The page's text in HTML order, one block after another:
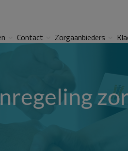
Contact Zorgaanbieders